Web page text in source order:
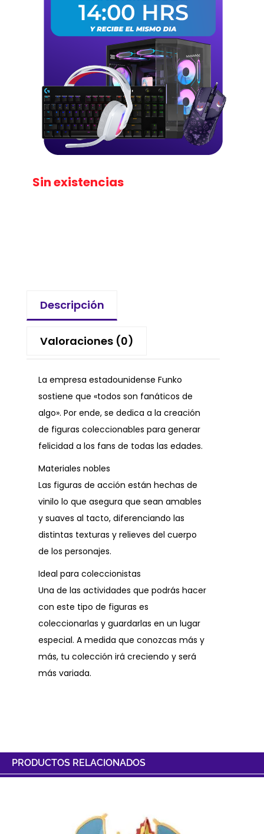
Sin existencias
Descripción
Valoraciones (0)
La empresa estadounidense Funko
sostiene que «todos son fanáticos de
algo». Por ende, se dedica a la creación
de figuras coleccionables para generar
felicidad a los fans de todas las edades.
Materiales nobles
Las figuras de acción están hechas de
vinilo lo que asegura que sean amables
y suaves al tacto, diferenciando las
distintas texturas y relieves del cuerpo
de los personajes.
Ideal para coleccionistas
Una de las actividades que podrás hacer
con este tipo de figuras es
coleccionarlas y guardarlas en un lugar
especial. A medida que conozcas más y
más, tu colección irá creciendo y será
más variada.
PRODUCTOS RELACIONADOS